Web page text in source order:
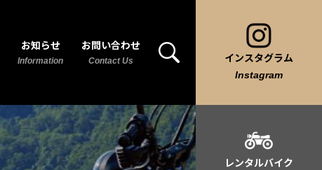
インスタグラム
Instagram
レンタルバイク
お知らせ
Information
お問い合わせ
Contact Us